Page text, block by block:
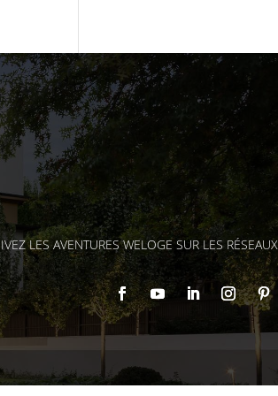
LES AVENTURES WELOGE SUR LES RÉSEAUX